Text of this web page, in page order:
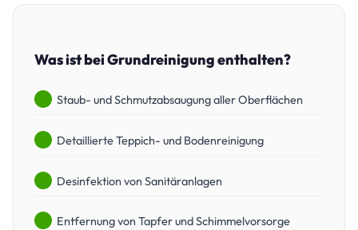
Was ist bei Grundreinigung enthalten?
Staub- und Schmutzabsaugung aller Oberflächen
Detaillierte Teppich- und Bodenreinigung
Desinfektion von Sanitäranlagen
Entfernung von Tapfer und Schimmelvorsorge